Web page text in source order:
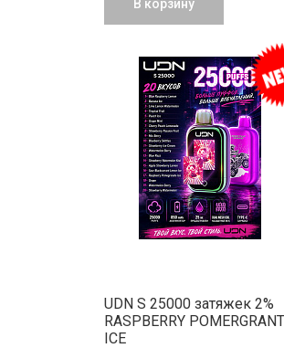
В корзину
UDN S 25000 затяжек 2%
RASPBERRY
ICE